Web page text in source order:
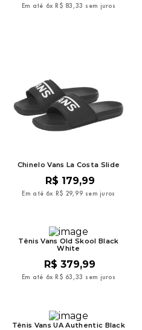
Em até 6x R$ 83 ,33 sem juros
Chinelo Vans La Costa Slide
R$ 179,99
Em até 6x R$ 29, 99 sem juros
Tênis Vans Old Skool Black
White
R$ 379,99
Em até 6x R$ 63 ,33 sem juros
Tênis Vans UA Authentic Black